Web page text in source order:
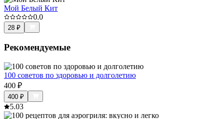
Мой Белый Кит
0.0
28 ₽
Рекомендуемые
100 советов по здоровью и долголетию
400 ₽
400 ₽
5.03